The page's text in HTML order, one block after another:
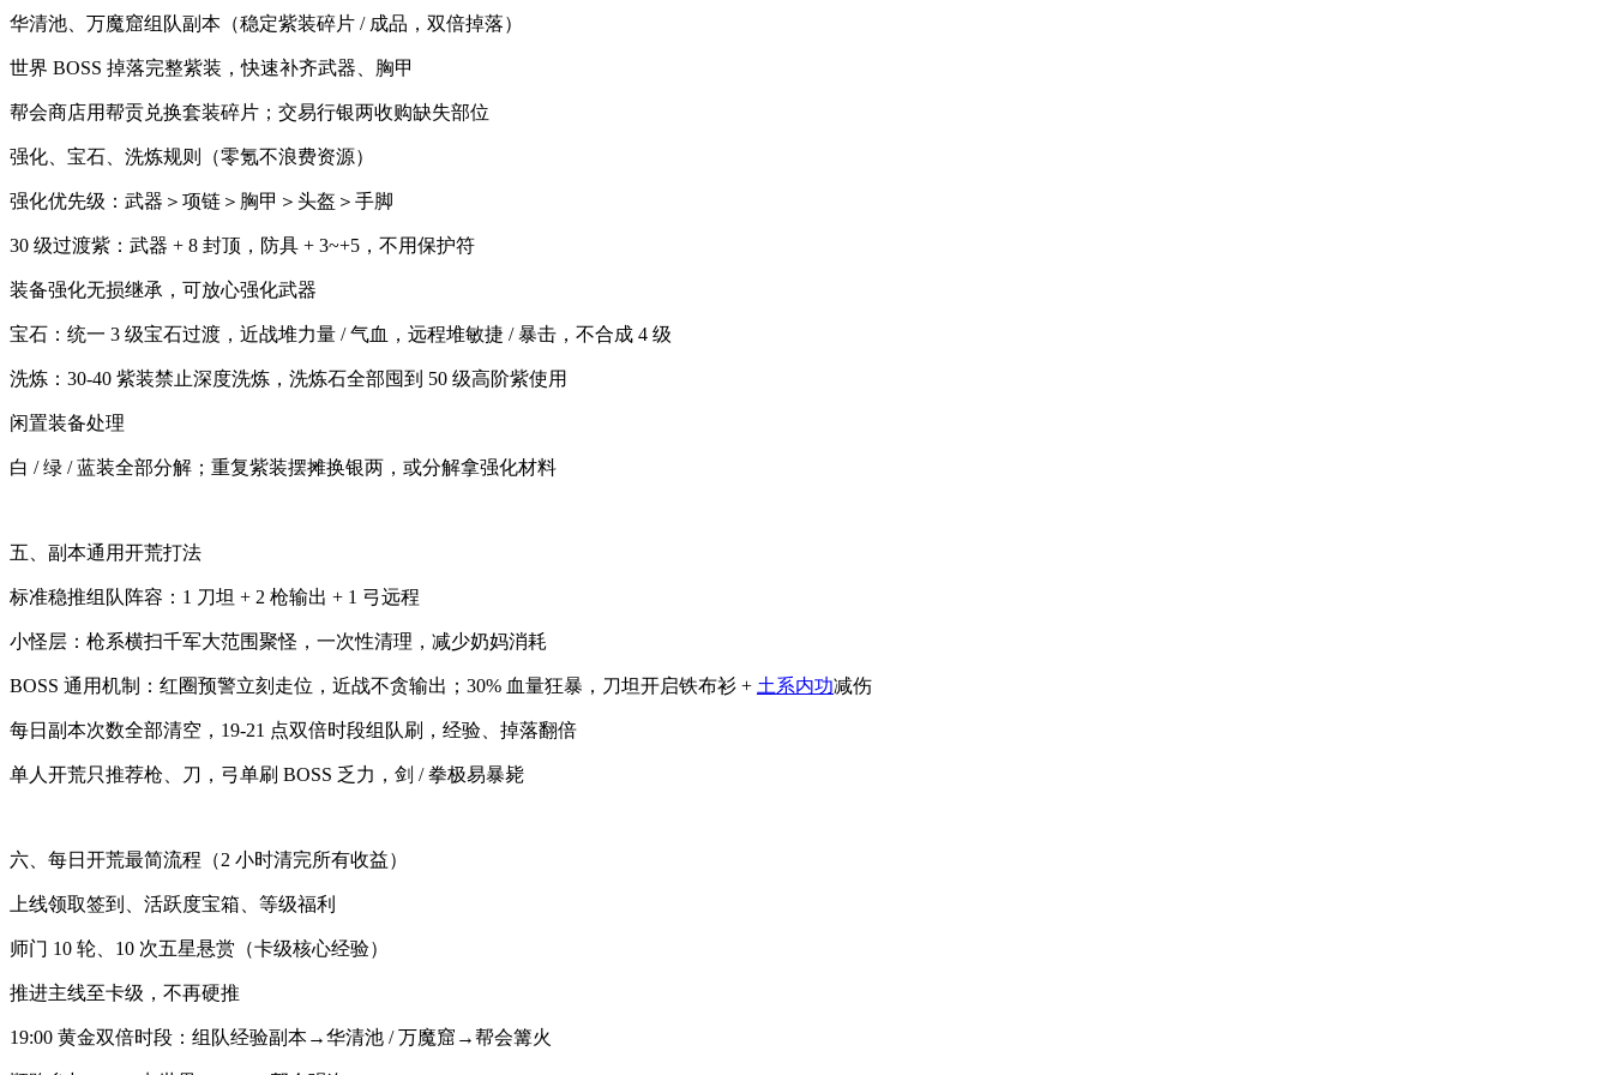
华清池、万魔窟组队副本（稳定紫装碎片 / 成品，双倍掉落）
世界 BOSS 掉落完整紫装，快速补齐武器、胸甲
帮会商店用帮贡兑换套装碎片；交易行银两收购缺失部位
强化、宝石、洗炼规则（零氪不浪费资源）
强化优先级：武器＞项链＞胸甲＞头盔＞手脚
30 级过渡紫：武器 + 8 封顶，防具 + 3~+5，不用保护符
装备强化无损继承，可放心强化武器
宝石：统一 3 级宝石过渡，近战堆力量 / 气血，远程堆敏捷 / 暴击，不合成 4 级
洗炼：30-40 紫装禁止深度洗炼，洗炼石全部囤到 50 级高阶紫使用
闲置装备处理
白 / 绿 / 蓝装全部分解；重复紫装摆摊换银两，或分解拿强化材料
五、副本通用开荒打法
标准稳推组队阵容：1 刀坦 + 2 枪输出 + 1 弓远程
小怪层：枪系横扫千军大范围聚怪，一次性清理，减少奶妈消耗
BOSS 通用机制：红圈预警立刻走位，近战不贪输出；30% 血量狂暴，刀坦开启铁布衫 + 土系内功减伤
每日副本次数全部清空，19-21 点双倍时段组队刷，经验、掉落翻倍
单人开荒只推荐枪、刀，弓单刷 BOSS 乏力，剑 / 拳极易暴毙
六、每日开荒最简流程（2 小时清完所有收益）
上线领取签到、活跃度宝箱、等级福利
师门 10 轮、10 次五星悬赏（卡级核心经验）
推进主线至卡级，不再硬推
19:00 黄金双倍时段：组队经验副本→华清池 / 万魔窟→帮会篝火